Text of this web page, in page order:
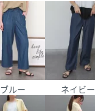
ブルー ネイビー